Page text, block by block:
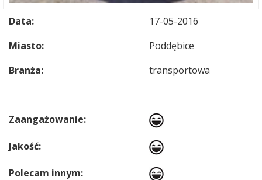
Data:
17-05-2016
Miasto:
Poddębice
Branża:
transportowa
Zaangażowanie:
Jakość:
Polecam innym: